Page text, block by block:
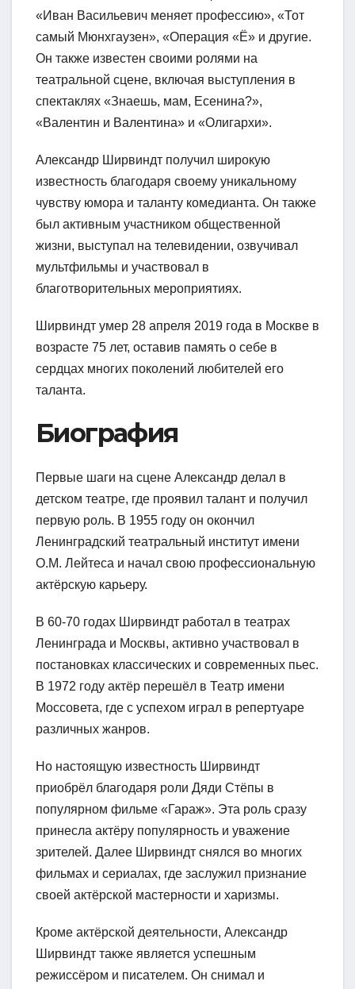
«Иван Васильевич меняет профессию», «Тот
самый Мюнхгаузен», «Операция «Ё» и другие.
Он также известен своими ролями на
театральной сцене, включая выступления в
спектаклях «Знаешь, мам, Есенина?»,
«Валентин и Валентина» и «Олигархи».
Александр Ширвиндт получил широкую
известность благодаря своему уникальному
чувству юмора и таланту комедианта. Он также
был активным участником общественной
жизни, выступал на телевидении, озвучивал
мультфильмы и участвовал в
благотворительных мероприятиях.
Ширвиндт умер 28 апреля 2019 года в Москве в
возрасте 75 лет, оставив память о себе в
сердцах многих поколений любителей его
таланта.
Биография
Первые шаги на сцене Александр делал в
детском театре, где проявил талант и получил
первую роль. В 1955 году он окончил
Ленинградский театральный институт имени
О.М. Лейтеса и начал свою профессиональную
актёрскую карьеру.
В 60-70 годах Ширвиндт работал в театрах
Ленинграда и Москвы, активно участвовал в
постановках классических и современных пьес.
В 1972 году актёр перешёл в Театр имени
Моссовета, где с успехом играл в репертуаре
различных жанров.
Но настоящую известность Ширвиндт
приобрёл благодаря роли Дяди Стёпы в
популярном фильме «Гараж». Эта роль сразу
принесла актёру популярность и уважение
зрителей. Далее Ширвиндт снялся во многих
фильмах и сериалах, где заслужил признание
своей актёрской мастерности и харизмы.
Кроме актёрской деятельности, Александр
Ширвиндт также является успешным
режиссёром и писателем. Он снимал и